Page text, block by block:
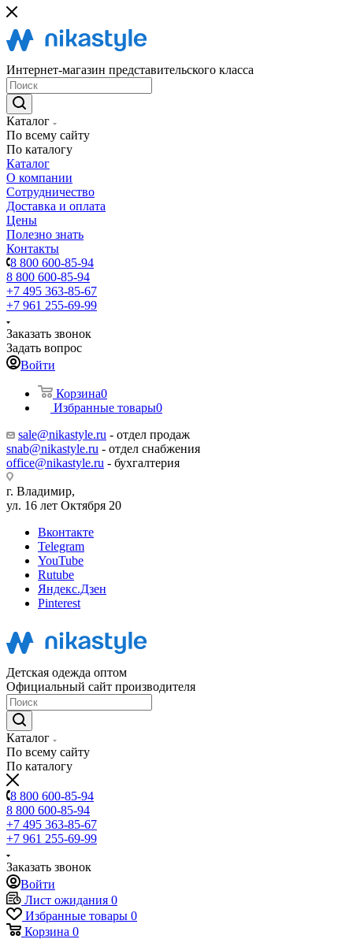
Интернет-магазин представительского класса
Каталог
По всему сайту
По каталогу
Каталог
О компании
Сотрудничество
Доставка и оплата
Цены
Полезно знать
Контакты
8 800 600-85-94
8 800 600-85-94
+7 495 363-85-67
+7 961 255-69-99
Заказать звонок
Задать вопрос
Войти
Корзина0
Избранные товары0
sale@nikastyle.ru - отдел продаж
snab@nikastyle.ru - отдел снабжения
office@nikastyle.ru - бухгалтерия
г. Владимир,
ул. 16 лет Октября 20
Вконтакте
Telegram
YouTube
Rutube
Яндекс.Дзен
Pinterest
Детская одежда оптом
Официальный сайт производителя
Каталог
По всему сайту
По каталогу
8 800 600-85-94
8 800 600-85-94
+7 495 363-85-67
+7 961 255-69-99
Заказать звонок
Войти
Лист ожидания 0
Избранные товары 0
Корзина 0